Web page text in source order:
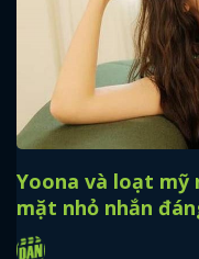
Yoona và loạt mỹ
mặt nhỏ nhắn